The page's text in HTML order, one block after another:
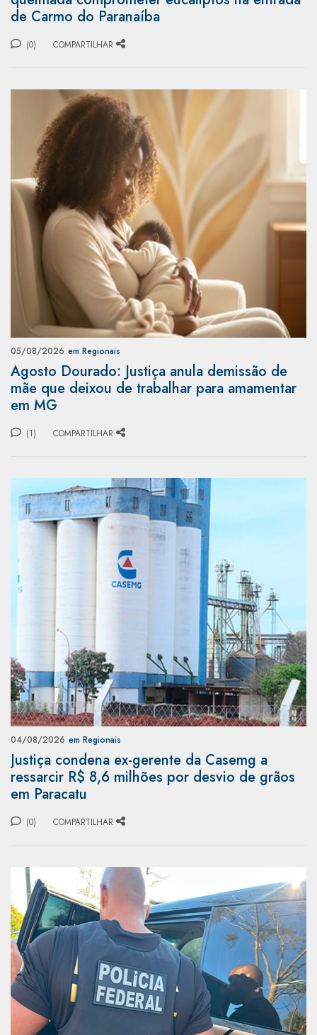
de Carmo do Paranaíba
(0) COMPARTILHAR
05/08/2026 em Regionais
Agosto Dourado: Justiça anula demissão de
mãe que deixou de trabalhar para amamentar
em MG
(1) COMPARTILHAR
04/08/2026 em Regionais
Justiça condena ex-gerente da Casemg a
ressarcir R$ 8,6 milhões por desvio de grãos
em Paracatu
(0) COMPARTILHAR